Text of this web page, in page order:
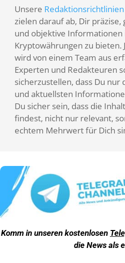
Unsere Redaktionsrichtlinien
zielen darauf ab, Dir
und objektive Informationen
Kryptowährungen zu bieten.
wird von einem Team aus
Experten und Redakteuren
sicherzustellen, dass Du nur
und aktuellsten
Du sicher sein, dass die
findest, nicht nur relevant,
echtem Mehrwert für Dich
Komm in unseren kostenlosen
die News als